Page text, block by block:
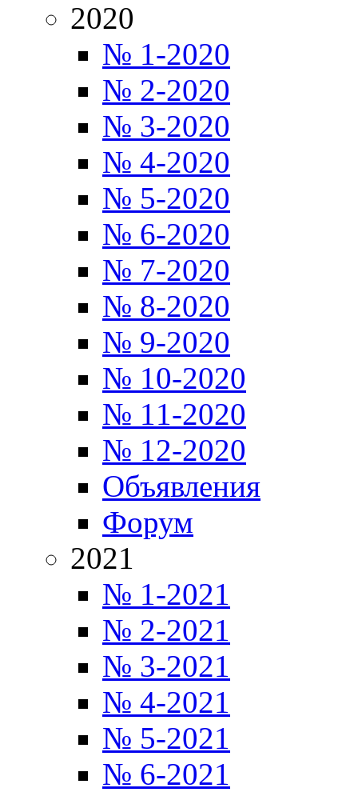
2020
№ 1-2020
№ 2-2020
№ 3-2020
№ 4-2020
№ 5-2020
№ 6-2020
№ 7-2020
№ 8-2020
№ 9-2020
№ 10-2020
№ 11-2020
№ 12-2020
Объявления
Форум
2021
№ 1-2021
№ 2-2021
№ 3-2021
№ 4-2021
№ 5-2021
№ 6-2021